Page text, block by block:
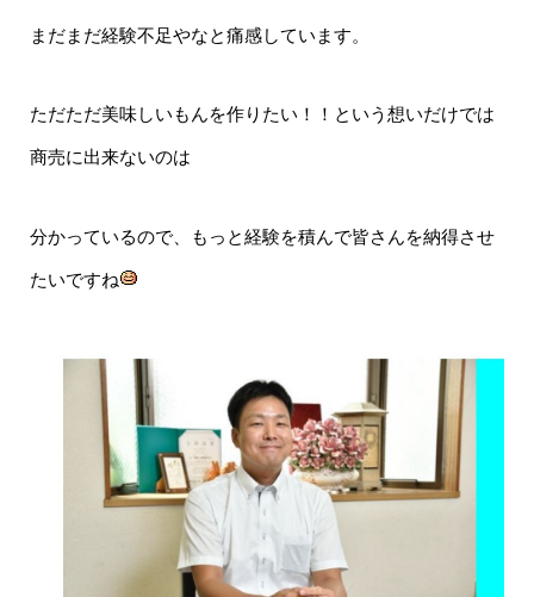
まだまだ経験不足やなと痛感しています。
ただただ美味しいもんを作りたい！！という想いだけでは
商売に出来ないのは
分かっているので、もっと経験を積んで皆さんを納得させ
たいですね